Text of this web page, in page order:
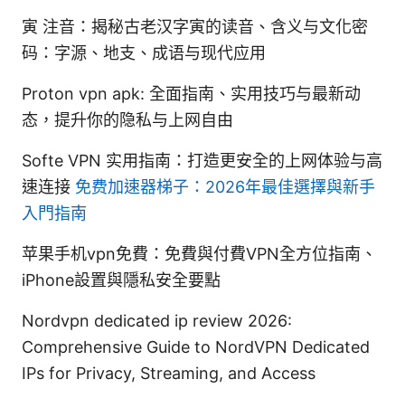
寅 注音：揭秘古老汉字寅的读音、含义与文化密
码：字源、地支、成语与现代应用
Proton vpn apk: 全面指南、实用技巧与最新动
态，提升你的隐私与上网自由
Softe VPN 实用指南：打造更安全的上网体验与高
速连接 免费加速器梯子：2026年最佳選擇與新手
入門指南
苹果手机vpn免費：免費與付費VPN全方位指南、
iPhone設置與隱私安全要點
Nordvpn dedicated ip review 2026:
Comprehensive Guide to NordVPN Dedicated
IPs for Privacy, Streaming, and Access